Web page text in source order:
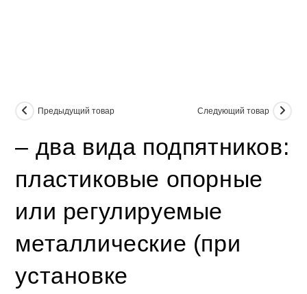
Предыдущий товар Следующий товар
– два вида подпятников:
пластиковые опорные
или регулируемые
металлические (при
установке